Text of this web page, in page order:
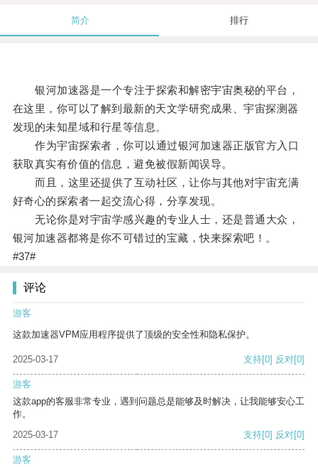
简介 排行
银河加速器是一个专注于探索和解密宇宙奥秘的平台，
在这里，你可以了解到最新的天文学研究成果、宇宙探测器
发现的未知星域和行星等信息。
作为宇宙探索者，你可以通过银河加速器正版官方入口
获取真实有价值的信息，避免被假新闻误导。
而且，这里还提供了互动社区，让你与其他对宇宙充满
好奇心的探索者一起交流心得，分享发现。
无论你是对宇宙学感兴趣的专业人士，还是普通大众，
银河加速器都将是你不可错过的宝藏，快来探索吧！。
#37#
评论
游客
这款加速器VPM应用程序提供了顶级的安全性和隐私保护。
2025-03-17 支持[0] 反对[0]
游客
这款app的客服非常专业，遇到问题总是能够及时解决，让我能够安心工
作。
2025-03-17
支持[0] 反对[0]
游客